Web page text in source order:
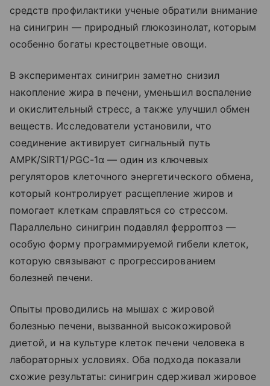
средств профилактики ученые обратили внимание
на синигрин — природный глюкозинолат, которым
особенно богаты крестоцветные овощи.
В экспериментах синигрин заметно снизил
накопление жира в печени, уменьшил воспаление
и окислительный стресс, а также улучшил обмен
веществ. Исследователи установили, что
соединение активирует сигнальный путь
AMPK/SIRT1/PGC-1α — один из ключевых
регуляторов клеточного энергетического обмена,
который контролирует расщепление жиров и
помогает клеткам справляться со стрессом.
Параллельно синигрин подавлял ферроптоз —
особую форму программируемой гибели клеток,
которую связывают с прогрессированием
болезней печени.
Опыты проводились на мышах с жировой
болезнью печени, вызванной высокожировой
диетой, и на культуре клеток печени человека в
лабораторных условиях. Оба подхода показали
схожие результаты: синигрин сдерживал жировое